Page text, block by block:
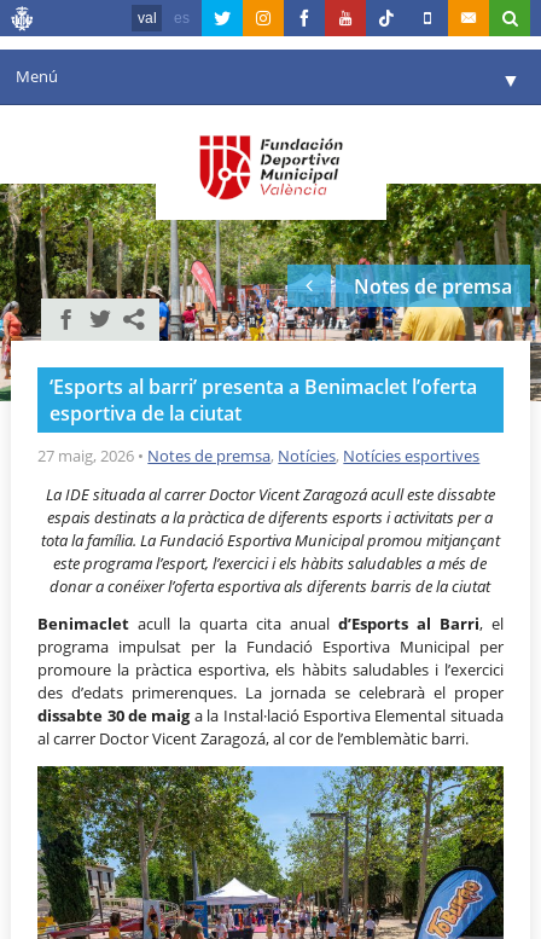
val es
Menú ▼
Agenda
Instal·lacions ▼
Comunicació ▼
València en esport
Portal de Transparència
Reserves
Notes de premsa
‘Esports al barri’ presenta a Benimaclet l’oferta
esportiva de la ciutat
27 maig, 2026 • Notes de premsa, Notícies, Notícies esportives
La IDE situada al carrer Doctor Vicent Zaragozá acull este dissabte
espais destinats a la pràctica de diferents esports i activitats per a
tota la família. La Fundació Esportiva Municipal promou mitjançant
este programa l’esport, l’exercici i els hàbits saludables a més de
donar a conéixer l’oferta esportiva als diferents barris de la ciutat
Benimaclet acull la quarta cita anual d’Esports al Barri, el
programa impulsat per la Fundació Esportiva Municipal per
promoure la pràctica esportiva, els hàbits saludables i l’exercici
des d’edats primerenques. La jornada se celebrarà el proper
dissabte 30 de maiga la Instal·lació Esportiva Elemental situada
al carrer Doctor Vicent Zaragozá, al cor de l’emblemàtic barri.